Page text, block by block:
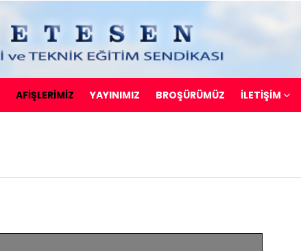
AFİŞLERİMİZ YAYINIMIZ BROŞÜRÜMÜZ İLETIŞIM